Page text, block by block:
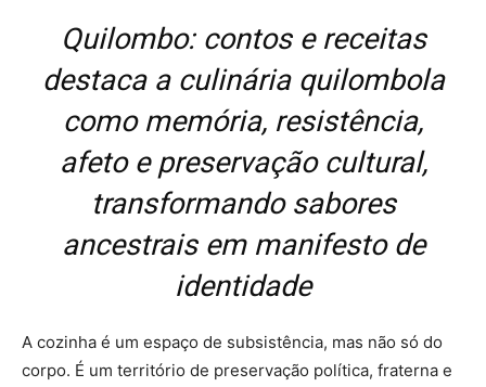
Quilombo: contos e receitas
destaca a culinária quilombola
como memória, resistência,
afeto e preservação cultural,
transformando sabores
ancestrais em manifesto de
identidade
A cozinha é um espaço de subsistência, mas não só do
corpo. É um território de preservação política, fraterna e